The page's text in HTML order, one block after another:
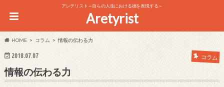
アレテリスト～自らの人生における徳を表現する～
Aretyrist
HOME コラム 情報の伝わる力
2018.07.07 コラム
情報の伝わる力